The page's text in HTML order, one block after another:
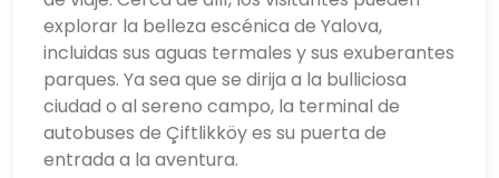
explorar la belleza escénica de Yalova,
incluidas sus aguas termales y sus exuberantes
parques. Ya sea que se dirija a la bulliciosa
ciudad o al sereno campo, la terminal de
autobuses de Çiftlikköy es su puerta de
entrada a la aventura.